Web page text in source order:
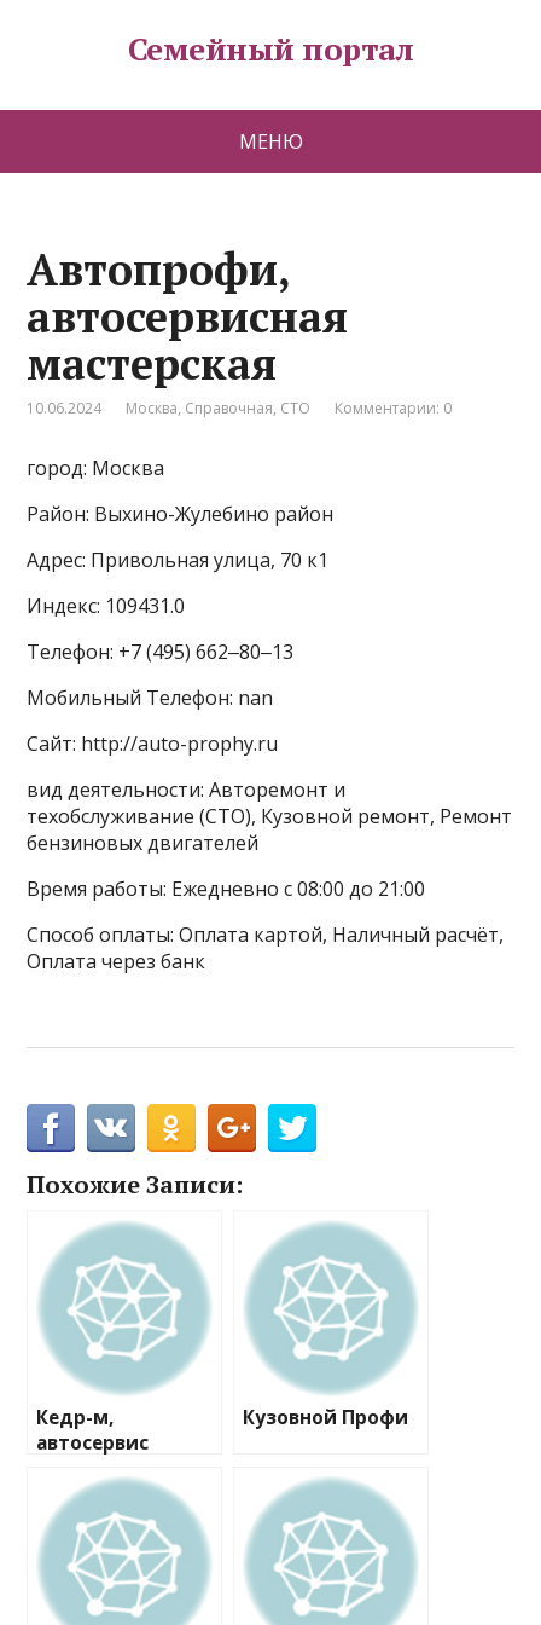
Семейный портал
МЕНЮ
Автопрофи,
автосервисная
мастерская
10.06.2024 Москва, Справочная, СТО Комментарии: 0
город: Москва
Район: Выхино-Жулебино район
Адрес: Привольная улица, 70 к1
Индекс: 109431.0
Телефон: +7 (495) 662‒80‒13
Мобильный Телефон: nan
Сайт: http://auto-prophy.ru
вид деятельности: Авторемонт и
техобслуживание (СТО), Кузовной ремонт, Ремонт
бензиновых двигателей
Время работы: Ежедневно с 08:00 до 21:00
Способ оплаты: Оплата картой, Наличный расчёт,
Оплата через банк
Похожие Записи:
Кедр-м,
автосервис
Кузовной Профи